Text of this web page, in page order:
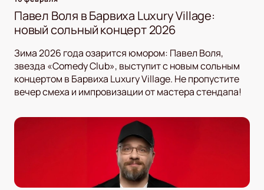
Павел Воля в Барвиха Luxury Village:
новый сольный концерт 2026
Зима 2026 года озарится юмором: Павел Воля,
звезда «Comedy Club», выступит с новым сольным
концертом в Барвиха Luxury Village. Не пропустите
вечер смеха и импровизации от мастера стендапа!